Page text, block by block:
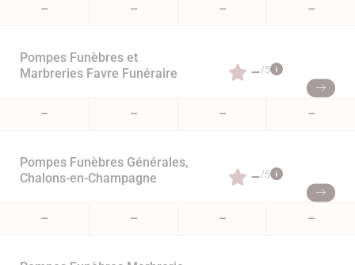
– – – –
Pompes Funèbres et
Marbreries Favre Funéraire
–/5
– – – –
Pompes Funèbres Générales,
Chalons-en-Champagne
–/5
– – – –